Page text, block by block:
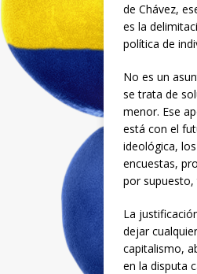
de Chávez,
es la
política de
No es un
se trata de
menor. Ese
está con el
ideológica,
encuestas,
por supuesto,
La
dejar
capitalismo,
en la disputa